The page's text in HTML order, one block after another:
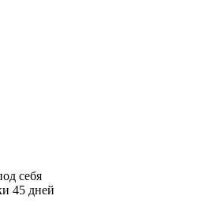
себя
45 дней